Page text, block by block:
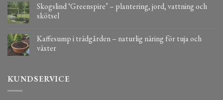
Skogslind ‘Greenspire’ – plantering, jord, vattning och
skötsel
Kaffesump i trädgården – naturlig näring för tuja och
växter
KUNDSERVICE